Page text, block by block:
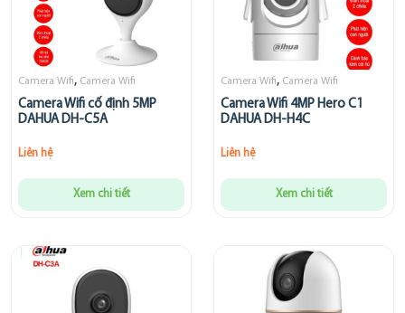
Camera Wifi, Camera Wifi
Camera Wifi cố định 5MP
DAHUA DH-C5A
Liên hệ
Xem chi tiết
Camera Wifi, Camera Wifi
Camera Wifi 4MP Hero C1
DAHUA DH-H4C
Liên hệ
Xem chi tiết